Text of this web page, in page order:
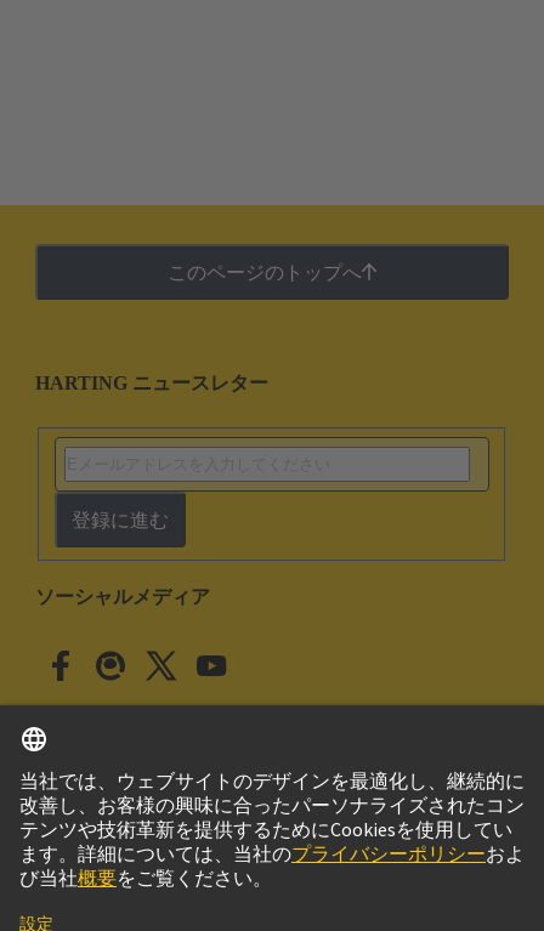
このページのトップへ
HARTING ニュースレター
登録に進む
ソーシャルメディア
日本 日本語
© ハーティング株式会社